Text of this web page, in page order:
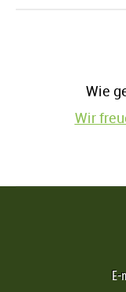
Wie
Wir
E-